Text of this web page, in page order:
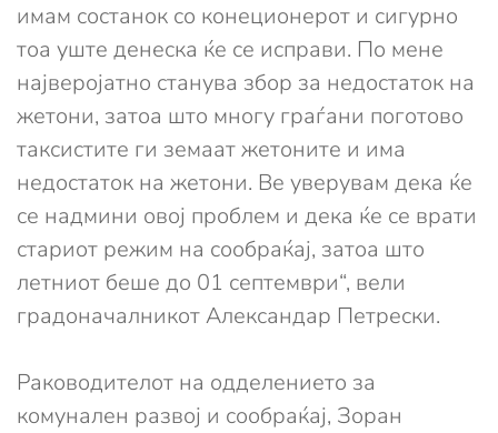
имам состанок со конеционерот и сигурно
тоа уште денеска ќе се исправи. По мене
најверојатно станува збор за недостаток на
жетони, затоа што многу граѓани поготово
таксистите ги земаат жетоните и има
недостаток на жетони. Ве уверувам дека ќе
се надмини овој проблем и дека ќе се врати
стариот режим на сообраќај, затоа што
летниот беше до 01 септември“, вели
градоначалникот Александар Петрески.
Раководителот на одделението за
комунален развој и сообраќај, Зоран